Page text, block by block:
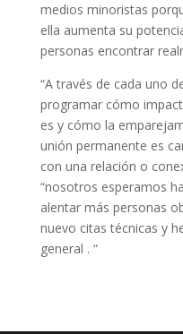
medios minoristas
ella aumenta su
personas encontrar
“A través de cada uno
programar cómo
es y cómo la
unión permanente es
con una relación o
“nosotros esperamos
alentar más personas
nuevo citas técnicas y
general . “